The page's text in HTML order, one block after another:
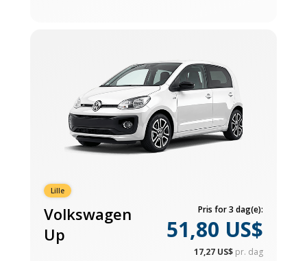
Lille
Volkswagen
Up
Pris for 3 dag(e):
51,80 US$
17,27 US$ pr. dag